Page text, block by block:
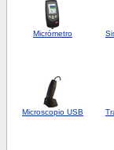
Micrómetro
Microscopio USB